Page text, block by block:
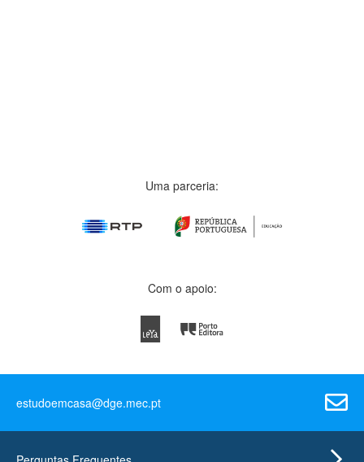
Uma parceria:
Com o apoio:
estudoemcasa@dge.mec.pt